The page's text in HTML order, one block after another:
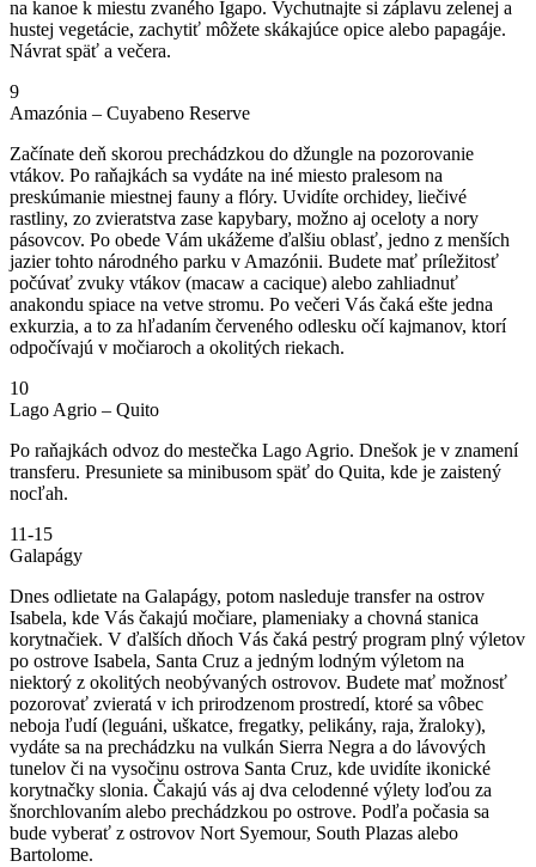
na kanoe k miestu zvaného Igapo. Vychutnajte si záplavu zelenej a
hustej vegetácie, zachytiť môžete skákajúce opice alebo papagáje.
Návrat späť a večera.
9
Amazónia – Cuyabeno Reserve
Začínate deň skorou prechádzkou do džungle na pozorovanie
vtákov. Po raňajkách sa vydáte na iné miesto pralesom na
preskúmanie miestnej fauny a flóry. Uvidíte orchidey, liečivé
rastliny, zo zvieratstva zase kapybary, možno aj oceloty a nory
pásovcov. Po obede Vám ukážeme ďalšiu oblasť, jedno z menších
jazier tohto národného parku v Amazónii. Budete mať príležitosť
počúvať zvuky vtákov (macaw a cacique) alebo zahliadnuť
anakondu spiace na vetve stromu. Po večeri Vás čaká ešte jedna
exkurzia, a to za hľadaním červeného odlesku očí kajmanov, ktorí
odpočívajú v močiaroch a okolitých riekach.
10
Lago Agrio – Quito
Po raňajkách odvoz do mestečka Lago Agrio. Dnešok je v znamení
transferu. Presuniete sa minibusom späť do Quita, kde je zaistený
nocľah.
11-15
Galapágy
Dnes odlietate na Galapágy, potom nasleduje transfer na ostrov
Isabela, kde Vás čakajú močiare, plameniaky a chovná stanica
korytnačiek. V ďalších dňoch Vás čaká pestrý program plný výletov
po ostrove Isabela, Santa Cruz a jedným lodným výletom na
niektorý z okolitých neobývaných ostrovov. Budete mať možnosť
pozorovať zvieratá v ich prirodzenom prostredí, ktoré sa vôbec
neboja ľudí (leguáni, uškatce, fregatky, pelikány, raja, žraloky),
vydáte sa na prechádzku na vulkán Sierra Negra a do lávových
tunelov či na vysočinu ostrova Santa Cruz, kde uvidíte ikonické
korytnačky slonia. Čakajú vás aj dva celodenné výlety loďou za
šnorchlovaním alebo prechádzkou po ostrove. Podľa počasia sa
bude vyberať z ostrovov Nort Syemour, South Plazas alebo
Bartolome.